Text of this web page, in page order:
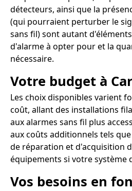
détecteurs, ainsi que la
(qui pourraient perturber le
sans fil) sont autant
d'alarme à opter pour et la
nécessaire.
Votre budget à
Les choix disponibles varient
coût, allant des installations
aux alarmes sans fil plus
aux coûts additionnels tels
de réparation et d'acquisition
équipements si votre système
Vos besoins en